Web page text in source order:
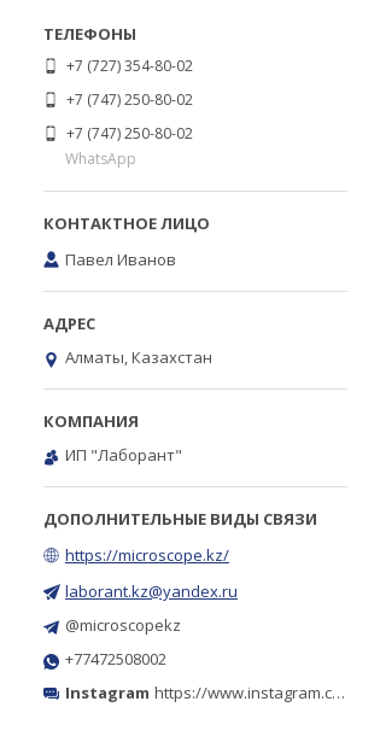
+7 (727) 354-80-02
+7 (747) 250-80-02
+7 (747) 250-80-02
WhatsApp
Павел Иванов
Алматы, Казахстан
ИП "Лаборант"
https://microscope.kz/
laborant.kz@yandex.ru
@microscopekz
+77472508002
Instagram https://www.instagram.com/microscope.kz/